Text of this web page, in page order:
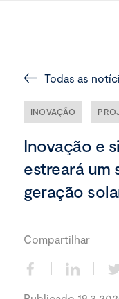
Todas as
INOVAÇÃO
Inovação e
estreará um
geração
Compartilhar